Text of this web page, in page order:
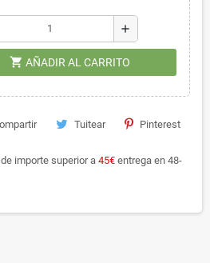
add
shopping_cart AÑADIR AL CARRITO
Tuitear Pinterest
importe superior a 45€ entrega en 48-